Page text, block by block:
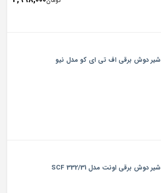
شیر دوش برقی اف تی ای کو مدل نیو
شیر دوش برقی اونت مدل SCF 332/31